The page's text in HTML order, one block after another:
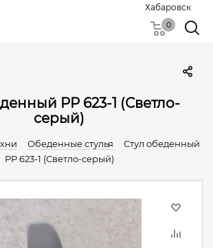
Хабаровск
0
PP 623-1 (Светло-
серый)
Обеденные cтулья
Стул обеденный
PP 623-1 (Светло-серый)